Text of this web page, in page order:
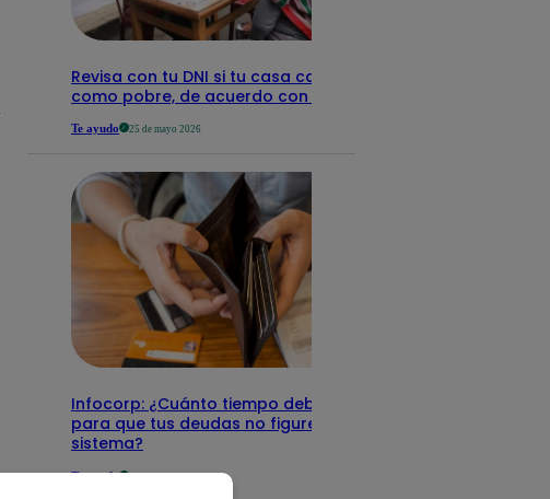
Revisa con tu DNI si tu casa califica
como pobre, de acuerdo con el Sisfoh
Te ayudo 25 de mayo 2026
Infocorp: ¿Cuánto tiempo debe pasar
para que tus deudas no figuren en su
sistema?
Te ayudo